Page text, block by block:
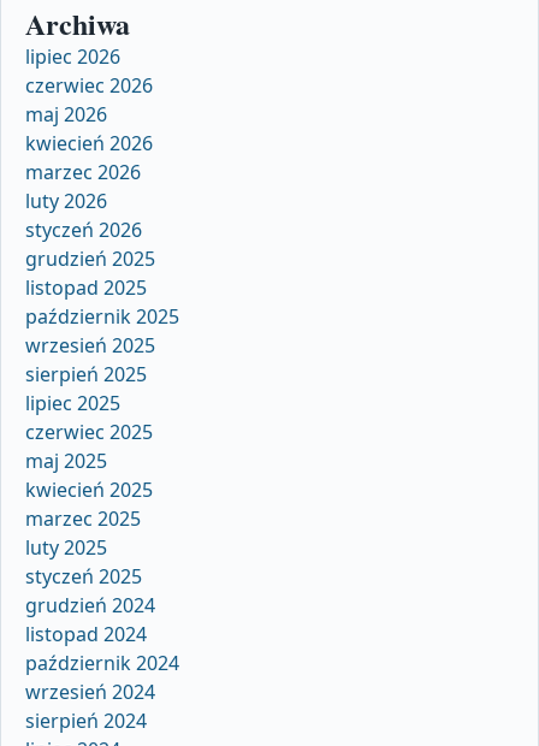
Archiwa
lipiec 2026
czerwiec 2026
maj 2026
kwiecień 2026
marzec 2026
luty 2026
styczeń 2026
grudzień 2025
listopad 2025
październik 2025
wrzesień 2025
sierpień 2025
lipiec 2025
czerwiec 2025
maj 2025
kwiecień 2025
marzec 2025
luty 2025
styczeń 2025
grudzień 2024
listopad 2024
październik 2024
wrzesień 2024
sierpień 2024